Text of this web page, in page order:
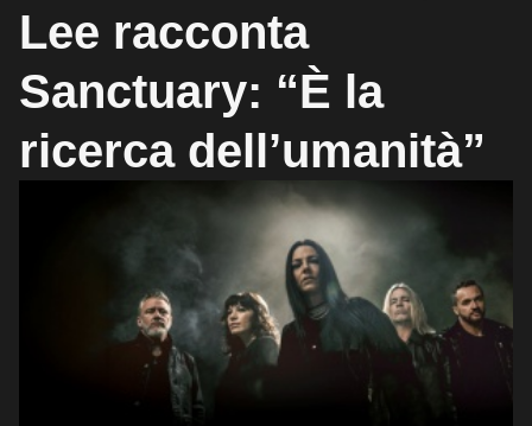
Lee racconta
Sanctuary: “È la
ricerca dell’umanità”